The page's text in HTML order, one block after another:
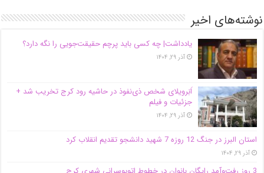
نوشته‌های اخیر
یادداشت| ‌چه کسی باید پرچم حقیقت‌جویی را نگه دارد؟
آذر ۲۹, ۱۴۰۴
اَبَر‌ویلای شخص ذی‌نفوذ در حاشیه‌ رود کرج تخریب شد +
جزئیات و فیلم
آذر ۲۹, ۱۴۰۴
استان البرز در جنگ 12 روزه 7 شهید دانشجو تقدیم انقلاب کرد
آذر ۲۹, ۱۴۰۴